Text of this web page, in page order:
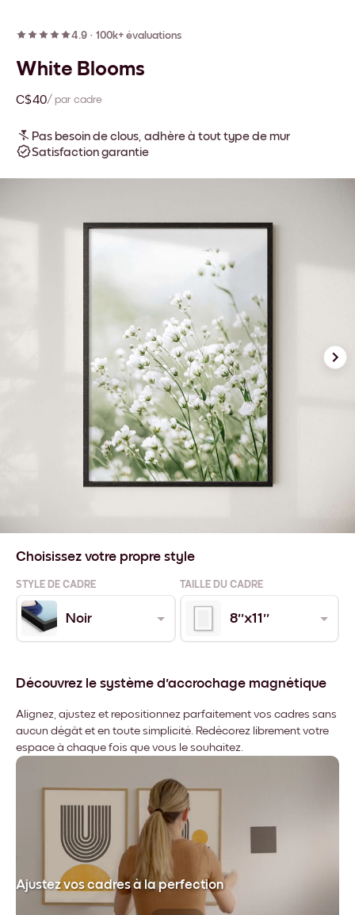
4.9 · 100k+ évaluations
White Blooms
C$40/ par cadre
Pas besoin de clous, adhère à tout type de mur
Satisfaction garantie
Choisissez votre propre style
STYLE DE CADRE TAILLE DU CADRE
Noir 8''x11''
Découvrez le système d'accrochage magnétique
Alignez, ajustez et repositionnez parfaitement vos cadres sans
aucun dégât et en toute simplicité. Redécorez librement votre
espace à chaque fois que vous le souhaitez.
Ajustez vos cadres à la perfection